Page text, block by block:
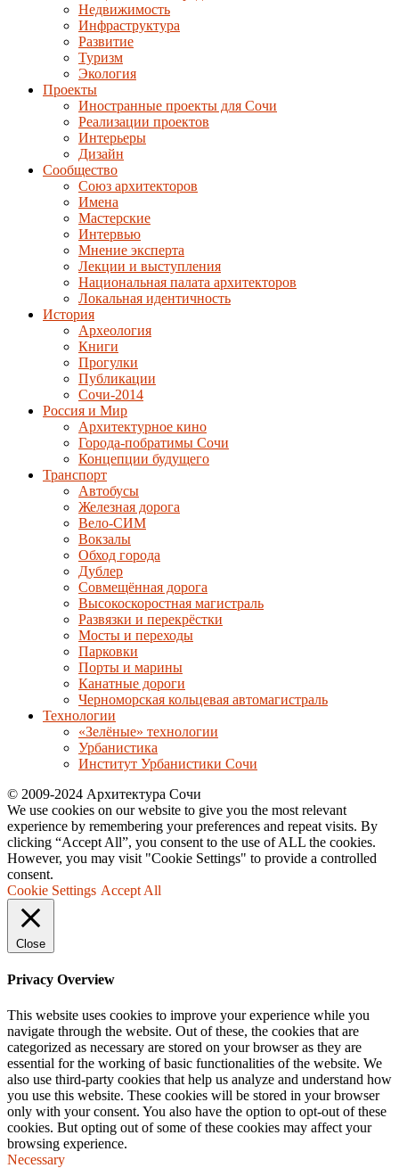
Недвижимость
Инфраструктура
Развитие
Туризм
Экология
Проекты
Иностранные проекты для Сочи
Реализации проектов
Интерьеры
Дизайн
Сообщество
Союз архитекторов
Имена
Мастерские
Интервью
Мнение эксперта
Лекции и выступления
Национальная палата архитекторов
Локальная идентичность
История
Археология
Книги
Прогулки
Публикации
Сочи-2014
Россия и Мир
Архитектурное кино
Города-побратимы Сочи
Концепции будущего
Транспорт
Автобусы
Железная дорога
Вело-СИМ
Вокзалы
Обход города
Дублер
Совмещённая дорога
Высокоскоростная магистраль
Развязки и перекрёстки
Мосты и переходы
Парковки
Порты и марины
Канатные дороги
Черноморская кольцевая автомагистраль
Технологии
«Зелёные» технологии
Урбанистика
Институт Урбанистики Сочи
© 2009-2024 Архитектура Сочи
We use cookies on our website to give you the most relevant
experience by remembering your preferences and repeat visits. By
clicking “Accept All”, you consent to the use of ALL the cookies.
However, you may visit "Cookie Settings" to provide a controlled
consent.
Cookie Settings Accept All
Close
Privacy Overview
This website uses cookies to improve your experience while you
navigate through the website. Out of these, the cookies that are
categorized as necessary are stored on your browser as they are
essential for the working of basic functionalities of the website. We
also use third-party cookies that help us analyze and understand how
you use this website. These cookies will be stored in your browser
only with your consent. You also have the option to opt-out of these
cookies. But opting out of some of these cookies may affect your
browsing experience.
Necessary